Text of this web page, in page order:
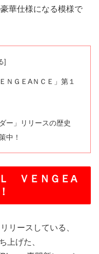
華仕様になる模様で
ＮＧＥAＮＣＥ」第１
ー」リリースの歴史
中！
ＶＥＮＧＥA
リースしている、
上げた、